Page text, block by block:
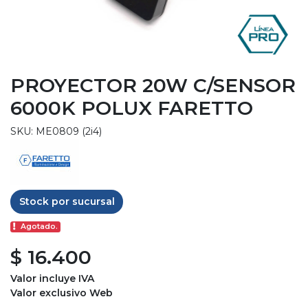
PROYECTOR 20W C/SENSOR
6000K POLUX FARETTO
SKU: ME0809 (2i4)
Stock por sucursal
Agotado.
$ 16.400
Valor incluye IVA
Valor exclusivo Web